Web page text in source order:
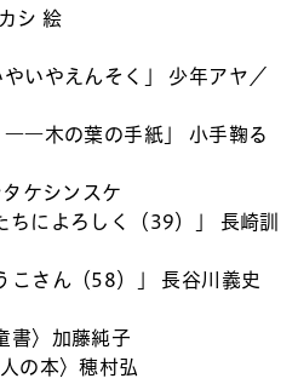
シ 絵
いやえんそく」 少年アヤ／
――木の葉の手紙」 小手鞠る
ケシンスケ
によろしく（39）」 長崎訓
こさん（58）」 長谷川義史
書〉加藤純子
の本〉穂村弘